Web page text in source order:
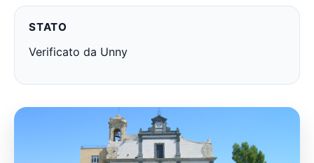
STATO
Verificato da Unny